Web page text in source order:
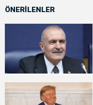
ÖNERİLENLER